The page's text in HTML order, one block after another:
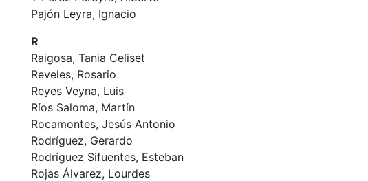
Pajón Leyra, Ignacio
R
Raigosa, Tania Celiset
Reveles, Rosario
Reyes Veyna, Luis
Ríos Saloma, Martín
Rocamontes, Jesús Antonio
Rodríguez, Gerardo
Rodríguez Sifuentes, Esteban
Rojas Álvarez, Lourdes